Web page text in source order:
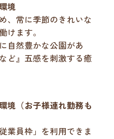
境
、常に季節のきれいな
けます。
自然豊かな公園があ
ど』五感を刺激する癒
境（お子様連れ勤務も
業員枠」を利用できま